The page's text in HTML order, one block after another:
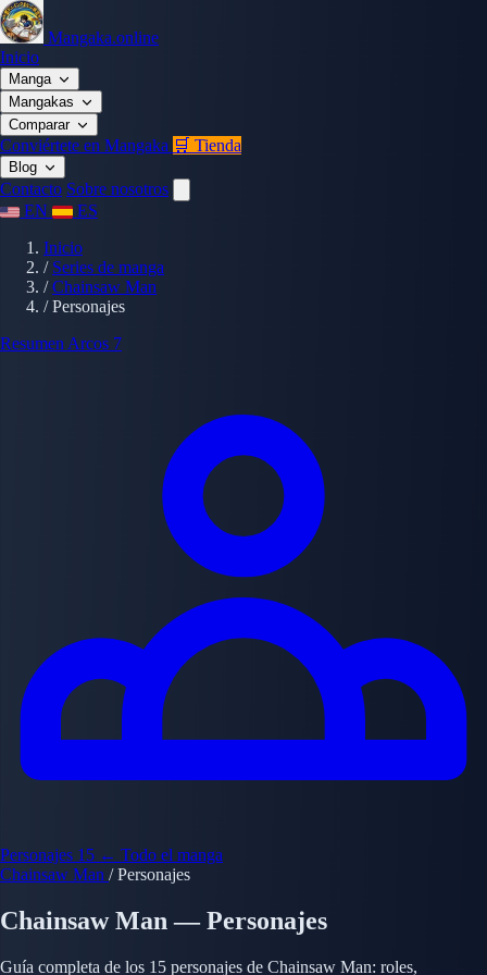
Mangaka.online
Inicio
Manga
Mangakas
Comparar
Conviértete en Mangaka 🛒 Tienda
Blog
Contacto Sobre nosotros
EN
ES
Inicio
/ Series de manga
/ Chainsaw Man
/ Personajes
Resumen Arcos 7
Personajes 15 ← Todo el manga
Chainsaw Man / Personajes
Chainsaw Man — Personajes
Guía completa de los 15 personajes de Chainsaw Man: roles,